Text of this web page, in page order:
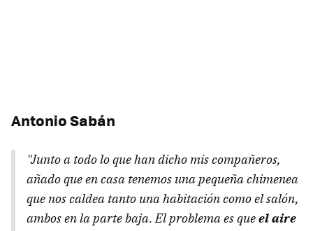
Antonio Sabán
"Junto a todo lo que han dicho mis compañeros,
añado que en casa tenemos una pequeña chimenea
que nos caldea tanto una habitación como el salón,
ambos en la parte baja. El problema es queel aire